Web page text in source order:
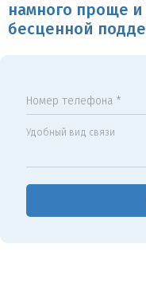
намного проще
бесценной
Номер телефона *
Удобный вид связи